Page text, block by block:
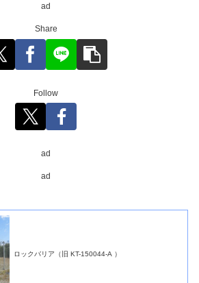
ad
Share
Follow
ad
ad
ロックバリア（旧 KT-150044-A ）